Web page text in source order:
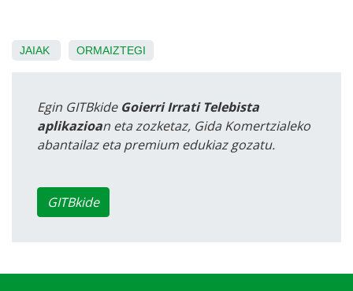
JAIAK ORMAIZTEGI
Egin GITBkide Goierri Irrati Telebista
aplikazioan eta zozketaz, Gida Komertzialeko
abantailaz eta premium edukiaz gozatu.
GITBkide